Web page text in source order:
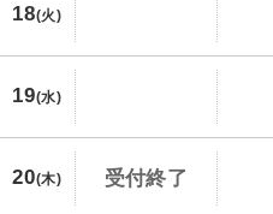
18(火)
19(水)
20(木) 受付終了